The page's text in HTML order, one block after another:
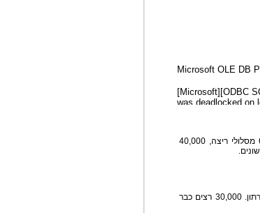
אירוע הספורט הגדול בישראל שוב יוצא לדרך (ביום שישי 28.2). 6 מסלולי ריצה, 40,000
ביום שישי ה- 28.2.14 צפויים להשתתף כ- 40,000 רצים ורצות במרתון. 30,000 רצים כבר